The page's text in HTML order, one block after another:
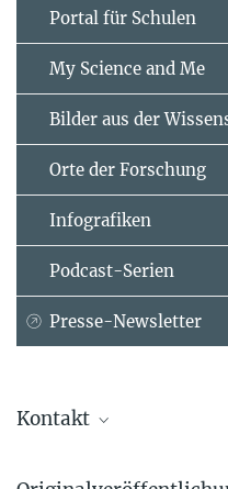
Portal für Schulen
My Science and Me
Bilder aus der
Orte der Forschung
Infografiken
Podcast-Serien
Presse-Newsletter
Kontakt